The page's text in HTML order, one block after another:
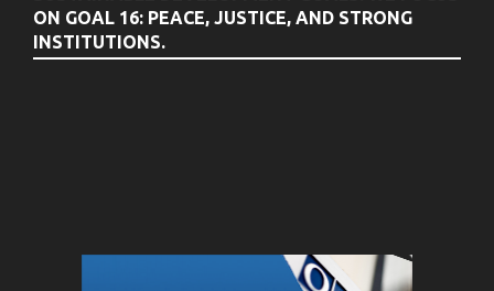
ON GOAL 16: PEACE, JUSTICE, AND STRONG
INSTITUTIONS.